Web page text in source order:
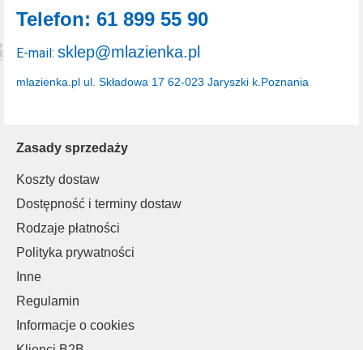
Zasady sprzedaży
Koszty dostaw
Dostępność i terminy dostaw
Rodzaje płatności
Polityka prywatności
Inne
Regulamin
Informacje o cookies
mlazienka.pl ul. Składowa 17 62-023 Jaryszki k.Poznania
Telefon: 61 899 55 90
E-mail: sklep@mlazienka.pl